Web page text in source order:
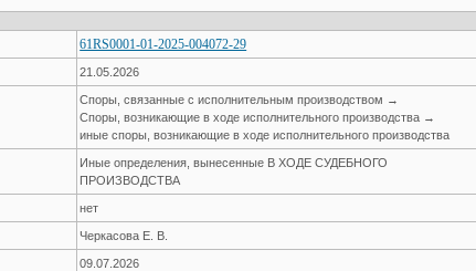
61RS0001-01-2025-004072-29
21.05.2026
Споры, связанные с исполнительным производством →
Споры, возникающие в ходе исполнительного производства →
иные споры, возникающие в ходе исполнительного производства
Иные определения, вынесенные В ХОДЕ СУДЕБНОГО
ПРОИЗВОДСТВА
нет
Черкасова Е. В.
09.07.2026